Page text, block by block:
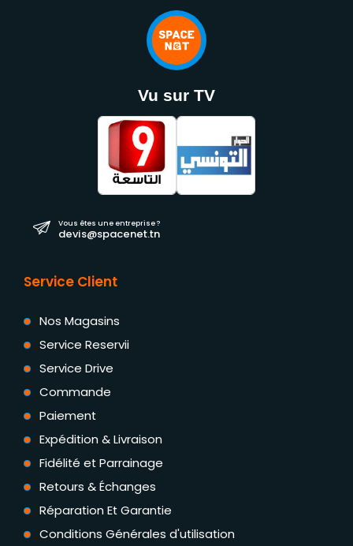
Vu sur TV
Vous êtes une entreprise ?
devis@spacenet.tn
Service Client
Nos Magasins
Service Reservii
Service Drive
Commande
Paiement
Expédition & Livraison
Fidélité et Parrainage
Retours & Échanges
Réparation Et Garantie
Conditions Générales d'utilisation